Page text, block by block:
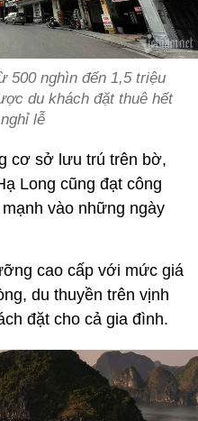
500 nghìn đến 1,5 triệu
du khách đặt thuê hết
lễ
cơ sở lưu trú trên bờ,
Long cũng đạt công
vào những ngày
cao cấp với mức giá
du thuyền trên vịnh
đặt cho cả gia đình.